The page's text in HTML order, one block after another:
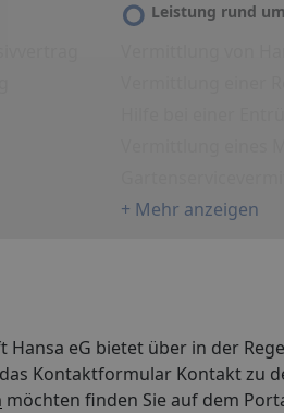
Leistung rund
+ Mehr anzeigen
Hansa eG bietet über in der
Kontaktformular Kontakt zu
möchten finden Sie auf dem